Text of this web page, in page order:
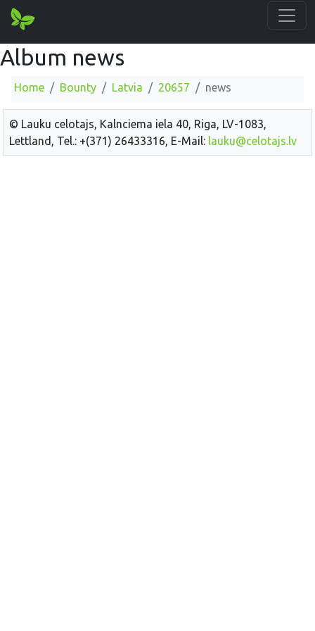
Album news
Home Bounty Latvia 20657 news
© Lauku celotajs, Kalnciema iela 40, Riga, LV-1083,
Lettland, Tel.: +(371) 26433316, E-Mail: lauku@celotajs.lv